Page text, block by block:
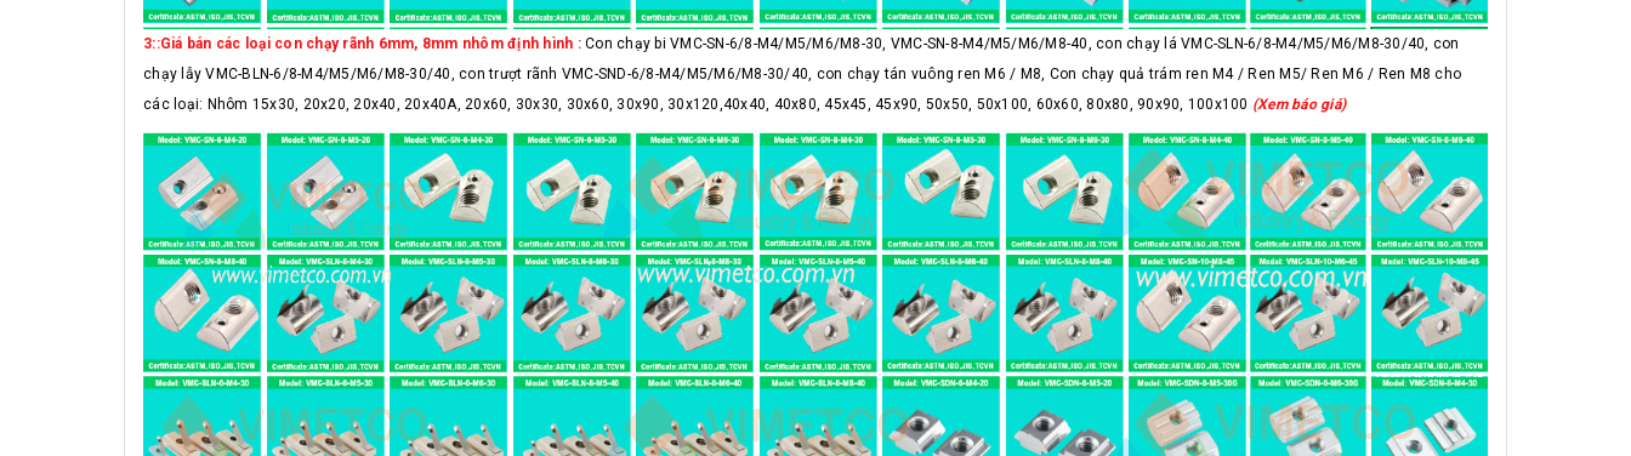
3::Giá bán các loại con chạy rãnh 6mm, 8mm nhôm định hình :Con chạy bi VMC-SN-6/8-M4/M5/M6/M8-30, VMC-SN-8-M4/M5/M6/M8-40, con chạy lá VMC-SLN-6/8-M4/M5/M6/M8-30/40, con
chạy lẫy VMC-BLN-6/8-M4/M5/M6/M8-30/40, con trượt rãnh VMC-SND-6/8-M4/M5/M6/M8-30/40, con chạy tán vuông ren M6 / M8, Con chạy quả trám ren M4 / Ren M5/ Ren M6 / Ren M8 cho
các loại: Nhôm 15x30, 20x20, 20x40, 20x40A, 20x60, 30x30, 30x60, 30x90, 30x120,40x40, 40x80, 45x45, 45x90, 50x50, 50x100, 60x60, 80x80, 90x90, 100x100 (Xem báo giá)